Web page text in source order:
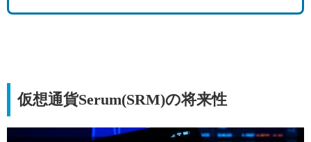
仮想通貨Serum(SRM)の将来性